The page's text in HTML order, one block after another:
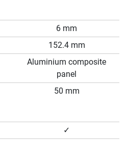
6 mm
152.4 mm
Aluminium composite
panel
50 mm
✓